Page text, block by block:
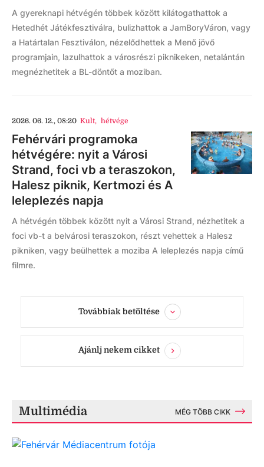
A gyereknapi hétvégén többek között kilátogathattok a
Hetedhét Játékfesztiválra, bulizhattok a JamBoryVáron, vagy
a Határtalan Fesztiválon, nézelődhettek a Menő jövő
programjain, lazulhattok a városrészi piknikeken, netalántán
megnézhetitek a BL-döntőt a moziban.
2026. 06. 12., 08:20 Kult, hétvége
Fehérvári programoka
hétvégére: nyit a Városi
Strand, foci vb a teraszokon,
Halesz piknik, Kertmozi és A
leleplezés napja
A hétvégén többek között nyit a Városi Strand, nézhetitek a
foci vb-t a belvárosi teraszokon, részt vehettek a Halesz
pikniken, vagy beülhettek a moziba A leleplezés napja című
filmre.
Továbbiak betöltése
Ajánlj nekem cikket
Multimédia MÉG TÖBB CIKK